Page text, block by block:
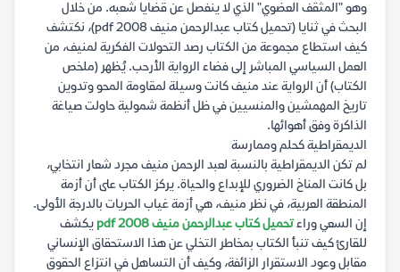
وهو "المثقف العضوي" الذي لا ينفصل عن قضايا شعبه. من خلال
البحث في ثنايا (تحميل كتاب عبدالرحمن منيف 2008 pdf)، نكتشف
كيف استطاع مجموعة من الكتاب رصد التحولات الفكرية لمنيف، من
العمل السياسي المباشر إلى فضاء الرواية الأرحب. يُظهر (ملخص
الكتاب) أن الرواية عند منيف كانت وسيلة لمقاومة المحو وتدوين
تاريخ المهمشين والمنسيين في ظل أنظمة شمولية حاولت صياغة
الذاكرة وفق أهوائها.
الديمقراطية كحلم وممارسة
لم تكن الديمقراطية بالنسبة لعبد الرحمن منيف مجرد شعار انتخابي،
بل كانت المناخ الضروري للإبداع والحياة. يركز الكتاب على أن أزمة
المنطقة العربية، في نظر منيف، هي أزمة غياب الحريات بالدرجة الأولى.
إن السعي وراءتحميل كتاب عبدالرحمن منيف 2008 pdf
يكشف
للقارئ كيف تنبأ الكتاب بمخاطر التخلي عن هذا الاستحقاق الإنساني
مقابل وعود الاستقرار الزائفة، وكيف أن التساهل في انتزاع الحقوق